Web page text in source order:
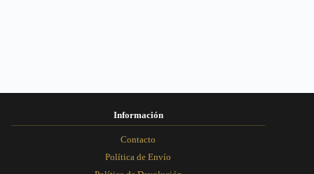
Información
Contacto
Política de Envío